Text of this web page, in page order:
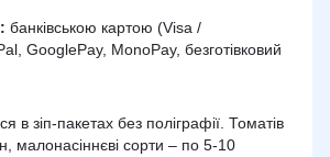
банківською картою (Visa /
GooglePay, MonoPay, безготівковий
в зіп-пакетах без поліграфії. Томатів
малонасіннєві сорти – по 5-10